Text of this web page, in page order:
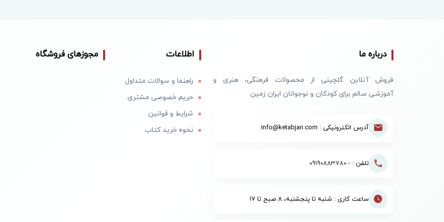
درباره ما
فروش آنلاین گلچینی از محصولات فرهنگی، هنری و
آموزشی سالم برای کودکان و نوجوانان ایران زمین
آدرس الکترونیکی : info@ketabjan.com
تلفن : - 09190883780
ساعت کاری : شنبه تا پنجشنبه، ۸ صبح تا ۱۷
اطلاعات
راهنما و سوالات متداول
حریم خصوصی مشتری
شرایط و قوانین
نحوه خرید کتاب
مجوزهای فروشگاه